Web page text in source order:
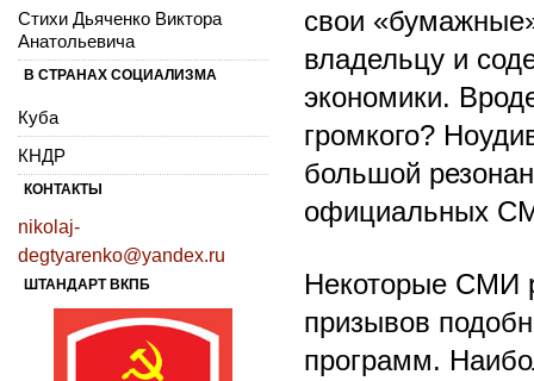
свои
владельцу и
экономики.
громкого?
большой
официальных
Некоторые СМИ
призывов
программ.
Стихи Дьяченко Виктора
Анатольевича
В СТРАНАХ СОЦИАЛИЗМА
Куба
КНДР
КОНТАКТЫ
nikolaj-
degtyarenko@yandex.ru
ШТАНДАРТ ВКПБ